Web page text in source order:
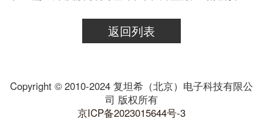
返回列表
Copyright © 2010-2024 复坦希（北京）电子科技有限公
司 版权所有
京ICP备2023015644号-3